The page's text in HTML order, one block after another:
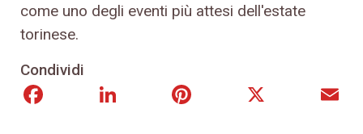
come uno degli eventi più attesi dell'estate
torinese.
Condividi
FacebookLinkedIn Pinterest